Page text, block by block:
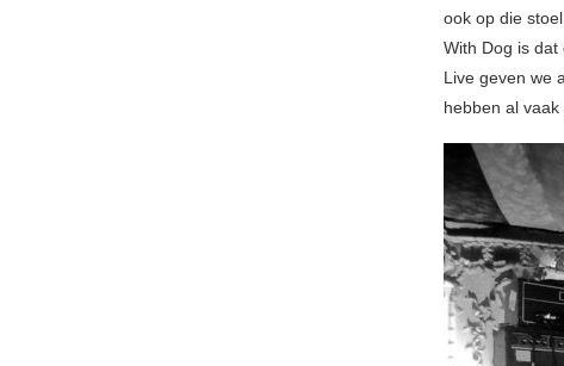
ook op die
With Dog is dat
Live geven we
hebben al